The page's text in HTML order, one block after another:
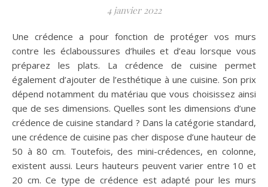
4 janvier 2022
Une crédence a pour fonction de protéger vos murs
contre les éclaboussures d’huiles et d’eau lorsque vous
préparez les plats. La crédence de cuisine permet
également d’ajouter de l’esthétique à une cuisine. Son prix
dépend notamment du matériau que vous choisissez ainsi
que de ses dimensions. Quelles sont les dimensions d’une
crédence de cuisine standard ? Dans la catégorie standard,
une crédence de cuisine pas cher dispose d’une hauteur de
50 à 80 cm. Toutefois, des mini-crédences, en colonne,
existent aussi. Leurs hauteurs peuvent varier entre 10 et
20 cm. Ce type de crédence est adapté pour les murs